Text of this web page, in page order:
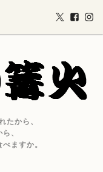
たから、
、
ますか。